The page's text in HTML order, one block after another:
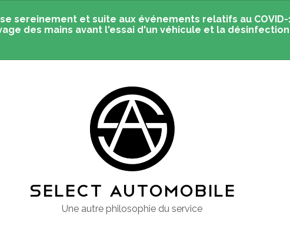
sereinement et suite aux événements relatifs au
des mains avant l'essai d'un véhicule et la
SELECT AUTOMOBILE
Une autre philosophie du service